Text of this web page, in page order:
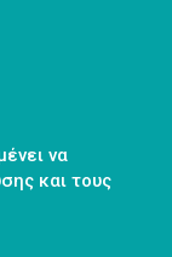
να
και τους